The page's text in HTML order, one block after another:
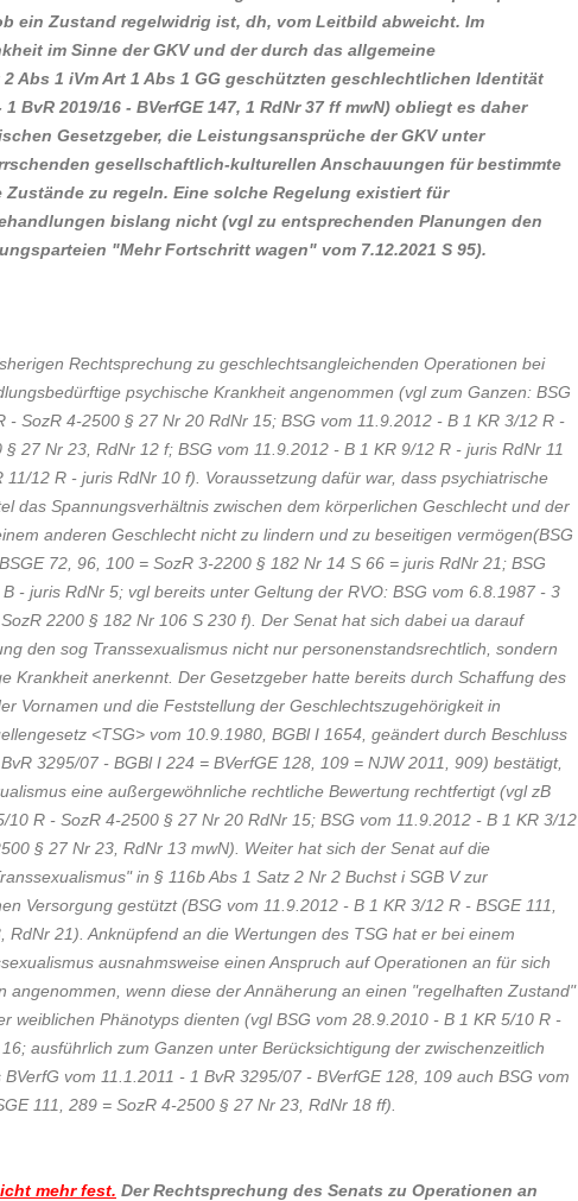
ein Zustand regelwidrig ist, dh, vom Leitbild abweicht. Im
im Sinne der GKV und der durch das allgemeine
Abs 1 iVm Art 1 Abs 1 GG geschützten geschlechtlichen Identität
BvR 2019/16 - BVerfGE 147, 1 RdNr 37 ff mwN) obliegt es daher
Gesetzgeber, die Leistungsansprüche der GKV unter
gesellschaftlich-kulturellen Anschauungen für bestimmte
zu regeln. Eine solche Regelung existiert für
bislang nicht (vgl zu entsprechenden Planungen den
"Mehr Fortschritt wagen" vom 7.12.2021 S 95).
Rechtsprechung zu geschlechtsangleichenden Operationen bei
psychische Krankheit angenommen (vgl zum Ganzen: BSG
- SozR 4-2500 § 27 Nr 20 RdNr 15; BSG vom 11.9.2012 - B 1 KR 3/12 R -
27 Nr 23, RdNr 12 f; BSG vom 11.9.2012 - B 1 KR 9/12 R - juris RdNr 11
11/12 R - juris RdNr 10 f) . Voraussetzung dafür war, dass psychiatrische
das Spannungsverhältnis zwischen dem körperlichen Geschlecht und der
anderen Geschlecht nicht zu lindern und zu beseitigen vermögen(BSG
72, 96, 100 = SozR 3-2200 § 182 Nr 14 S 66 = juris RdNr 21; BSG
- juris RdNr 5; vgl bereits unter Geltung der RVO: BSG vom 6.8.1987 - 3
2200 § 182 Nr 106 S 230 f) . Der Senat hat sich dabei ua darauf
den sog Transsexualismus nicht nur personenstandsrechtlich, sondern
Krankheit anerkennt. Der Gesetzgeber hatte bereits durch Schaffung des
Vornamen und die Feststellung der Geschlechtszugehörigkeit in
<TSG> vom 10.9.1980 , BGBl I 1654, geändert durch Beschluss
3295/07 - BGBl I 224 = BVerfGE 128, 109 = NJW 2011, 909) bestätigt,
eine außergewöhnliche rechtliche Bewertung rechtfertigt(vgl zB
10 R - SozR 4-2500 § 27 Nr 20 RdNr 15; BSG vom 11.9.2012 - B 1 KR 3/12
§ 27 Nr 23, RdNr 13 mwN) . Weiter hat sich der Senat auf die
in § 116b Abs 1 Satz 2 Nr 2 Buchst i SGB V zur
Versorgung gestützt(BSG vom 11.9.2012 - B 1 KR 3/12 R - BSGE 111,
RdNr 21) . Anknüpfend an die Wertungen des TSG hat er bei einem
ausnahmsweise einen Anspruch auf Operationen an für sich
angenommen, wenn diese der Annäherung an einen "regelhaften Zustand"
weiblichen Phänotyps dienten (vgl BSG vom 28.9.2010 - B 1 KR 5/10 R -
ausführlich zum Ganzen unter Berücksichtigung der zwischenzeitlich
vom 11.1.2011 - 1 BvR 3295/07 - BVerfGE 128, 109 auch BSG vom
111, 289 = SozR 4-2500 § 27 Nr 23, RdNr 18 ff)
mehr fest. Der Rechtsprechung des Senats zu Operationen an